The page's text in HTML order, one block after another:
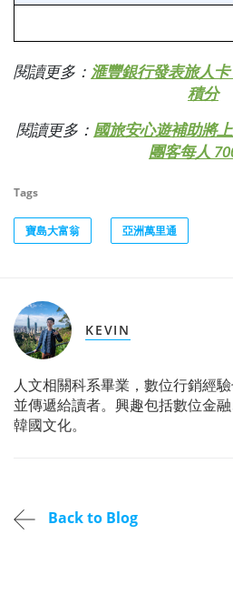
閱讀更多： 滙豐銀行發表旅人
積分
閱讀更多： 國旅安心遊補助將
團客每人
Tags
寶島大富翁 亞洲萬里通
KEVIN
人文相關科系畢業，數位行銷經
並傳遞給讀者。興趣包括數位金融
韓國文化。
Back to Blog